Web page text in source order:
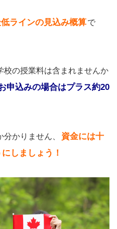
ラインの見込み概算で
校の授業料は含まれませんか
申込みの場合はプラス約20
かりません、
資金には十
しましょう！